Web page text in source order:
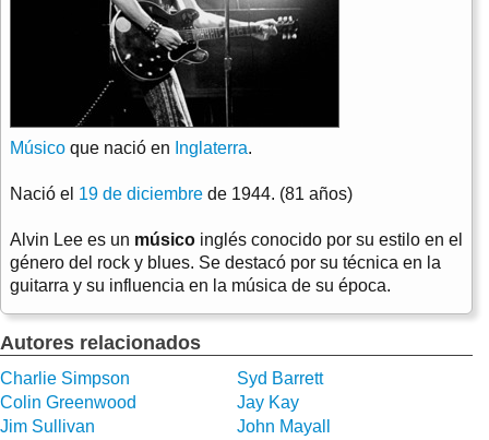
Músico que nació en Inglaterra.
Nació el 19 de diciembre de 1944. (81 años)
Alvin Lee es un músico inglés conocido por su estilo en el
género del rock y blues. Se destacó por su técnica en la
guitarra y su influencia en la música de su época.
Autores relacionados
Charlie Simpson
Syd Barrett
Colin Greenwood
Jay Kay
Jim Sullivan
John Mayall